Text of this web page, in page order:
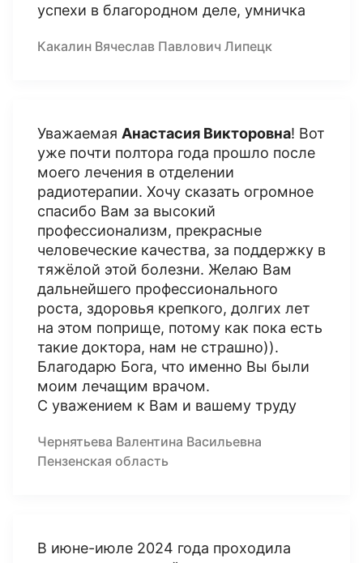
успехи в благородном деле, умничка
Какалин Вячеслав Павлович Липецк
Уважаемая Анастасия Викторовна! Вот
уже почти полтора года прошло после
моего лечения в отделении
радиотерапии. Хочу сказать огромное
спасибо Вам за высокий
профессионализм, прекрасные
человеческие качества, за поддержку в
тяжёлой этой болезни. Желаю Вам
дальнейшего профессионального
роста, здоровья крепкого, долгих лет
на этом поприще, потому как пока есть
такие доктора, нам не страшно)).
Благодарю Бога, что именно Вы были
моим лечащим врачом.
С уважением к Вам и вашему труду
Чернятьева Валентина Васильевна
Пензенская область
В июне-июле 2024 года проходила